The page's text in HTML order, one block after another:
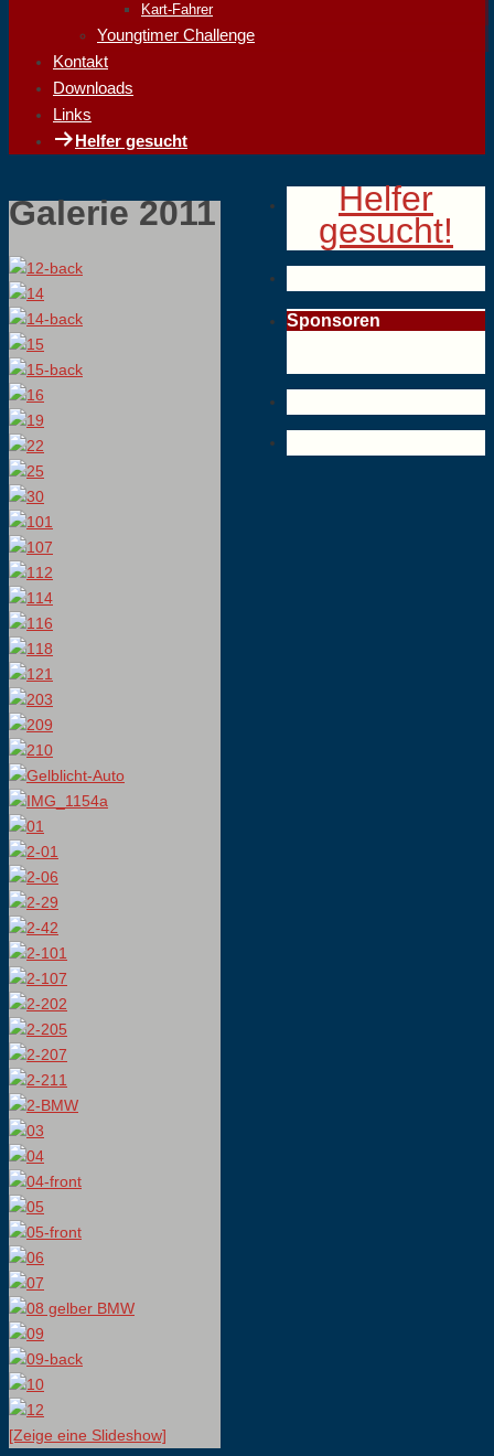
Kart-Fahrer
Youngtimer Challenge
Kontakt
Downloads
Links
Helfer gesucht
Galerie 2011
[Zeige eine Slideshow]
Helfer
gesucht!
Sponsoren